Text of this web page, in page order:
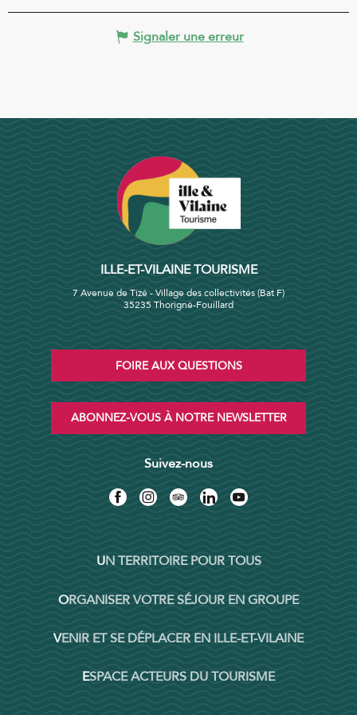
Signaler une erreur
ILLE-ET-VILAINE TOURISME
7 Avenue de Tizé - Village des collectivités (Bat F)
35235 Thorigné-Fouillard
FOIRE AUX QUESTIONS
ABONNEZ-VOUS À NOTRE NEWSLETTER
Suivez-nous
UN TERRITOIRE POUR TOUS
ORGANISER VOTRE SÉJOUR EN GROUPE
VENIR ET SE DÉPLACER EN ILLE-ET-VILAINE
ESPACE ACTEURS DU TOURISME